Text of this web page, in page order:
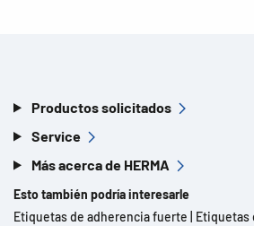
Productos solicitados
Service
Más acerca de HERMA
Esto también podría interesarle
Etiquetas de adherencia fuerte
Etiquetas